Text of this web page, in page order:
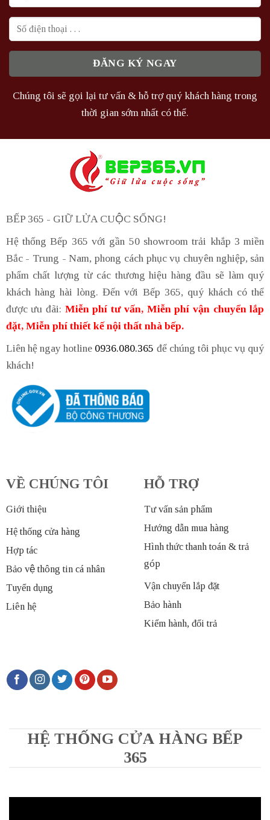
Chúng tôi sẽ gọi lại tư vấn & hỗ trợ quý khách hàng trong
thời gian sớm nhất có thể.
BẾP 365 - GIỮ LỬA CUỘC SỐNG!
Hệ thống Bếp 365 với gần 50 showroom trải khắp 3 miền
Bắc - Trung - Nam, phong cách phục vụ chuyên nghiệp, sản
phẩm chất lượng từ các thương hiệu hàng đầu sẽ làm quý
khách hàng hài lòng. Đến với Bếp 365, quý khách có thể
được ưu đãi: Miễn phí tư vấn, Miễn phí vận chuyển lắp
đặt, Miễn phí thiết kế nội thất nhà bếp.
Liên hệ ngay hotline 0936.080.365 để chúng tôi phục vụ quý
khách!
VỀ CHÚNG TÔI
Giới thiệu
Hệ thống cửa hàng
Hợp tác
Bảo vệ thông tin cá nhân
Tuyển dụng
Liên hệ
HỖ TRỢ
Tư vấn sản phẩm
Hướng dẫn mua hàng
Hình thức thanh toán & trả
góp
Vận chuyển lắp đặt
Bảo hành
Kiểm hành, đổi trả
HỆ THỐNG CỬA HÀNG BẾP
365